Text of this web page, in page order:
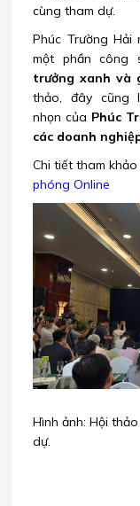
cùng tham dự.
Phúc Trường
một phần công
trưởng xanh và
thảo, đây cũng
nhọn của Phúc
các doanh
Chi tiết tham
phóng Online
Hình ảnh: Hội
dự.